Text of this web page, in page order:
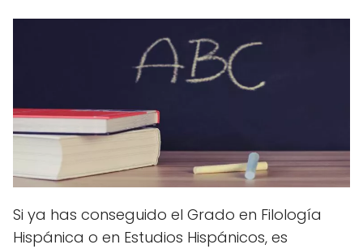
Si ya has conseguido el Grado en Filología
Hispánica o en Estudios Hispánicos, es